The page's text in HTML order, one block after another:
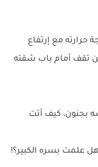
حرارته مع إرتفاع
تقف أمام باب شقته
بجنون، كيف أتت
علمت بسره الكبير؟!